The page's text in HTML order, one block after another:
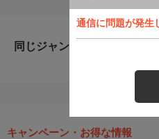
通信に問題が発生
同じジャンルのおすすめ番組
キャンペーン・お得な情報